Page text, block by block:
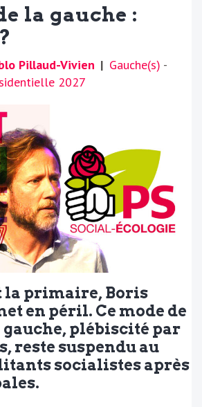
la gauche :
Pillaud-Vivien | Gauche(s) -
2027
la primaire, Boris
en péril. Ce mode de
gauche, plébiscité par
reste suspendu au
socialistes après